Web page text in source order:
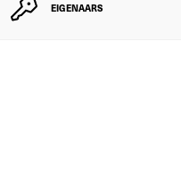
EIGENAARS
IS RIJDEN MET
VOERTUIG
grotendeels op het